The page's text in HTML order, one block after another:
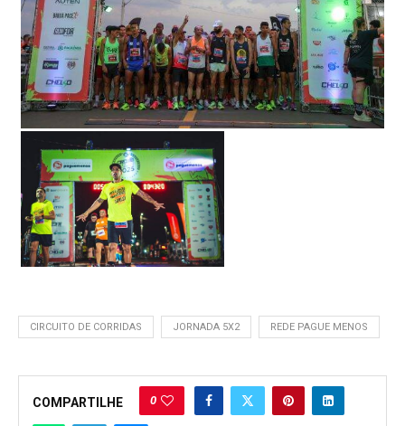
CIRCUITO DE CORRIDAS JORNADA 5X2 REDE PAGUE MENOS
COMPARTILHE 0